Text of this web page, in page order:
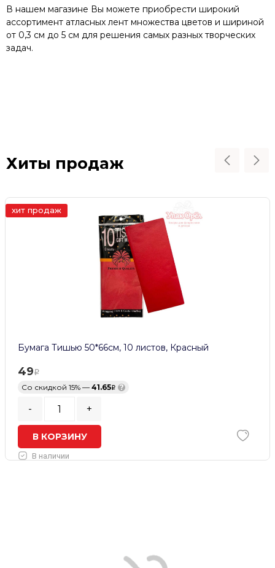
В нашем магазине Вы можете приобрести широкий
ассортимент атласных лент множества цветов и шириной
от 0,3 см до 5 см для решения самых разных творческих
задач.
Хиты продаж
хит продаж
Бумага Тишью 50*66см, 10 листов, Красный
49
Со скидкой 15% — 41.65 ?
- +
В КОРЗИНУ
В наличии